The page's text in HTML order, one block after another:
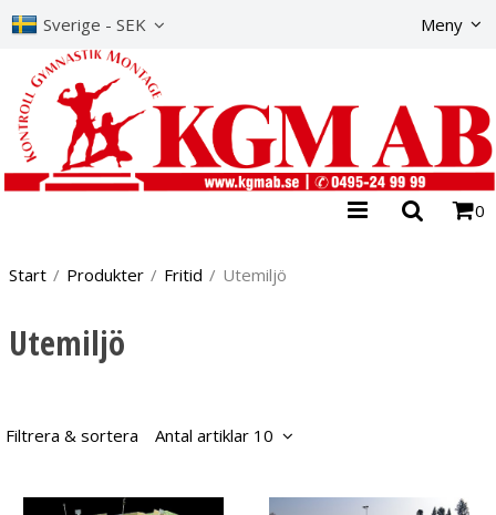
Sverige - SEK Meny
0
Start / Produkter / Fritid / Utemiljö
Utemiljö
Filtrera & sortera Antal artiklar 10